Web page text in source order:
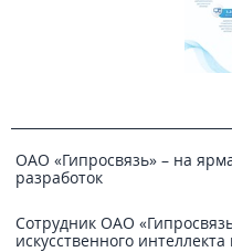
ОАО «Гипросвязь» – на
разработок
Сотрудник ОАО
искусственного